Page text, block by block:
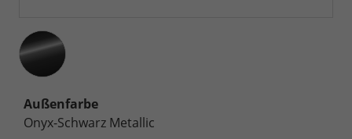
Außenfarbe
Onyx-Schwarz Metallic